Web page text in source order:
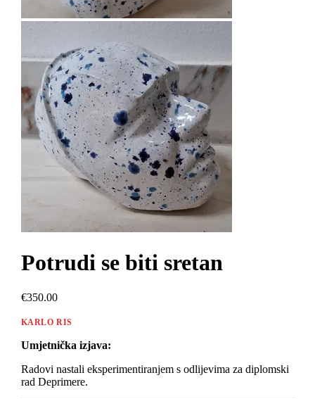
Potrudi se biti sretan
€350.00
KARLO RIS
Umjetnička izjava:
Radovi nastali eksperimentiranjem s odlijevima za diplomski
rad Deprimere.